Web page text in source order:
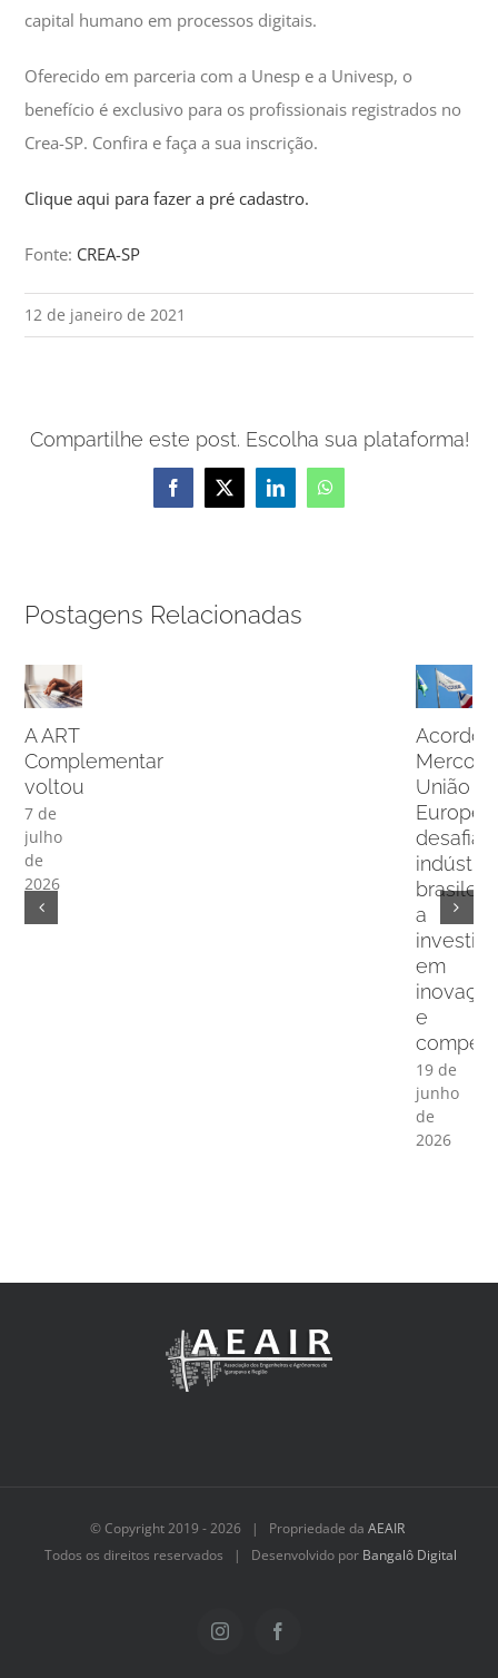
capital humano em processos digitais.
Oferecido em parceria com a Unesp e a Univesp, o
benefício é exclusivo para os profissionais registrados no
Crea-SP. Confira e faça a sua inscrição.
Clique aqui para fazer a pré cadastro.
Fonte: CREA-SP
12 de janeiro de 2021
Compartilhe este post. Escolha sua plataforma!
Facebook
X LinkedInWhatsApp
Postagens Relacionadas
A ART
Complementar
voltou
7 de
julho
de
2026
Acordo
União
Europeia
desafia
indústria
a
investir
em
e
19 de
junho
de
2026
© Copyright 2019 -2026 | Propriedade da AEAIR
Todos os direitos reservados | Desenvolvido por Bangalô Digital
InstagramFacebook